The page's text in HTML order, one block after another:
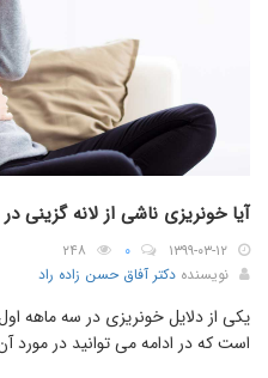
آیا خونریزی ناشی از لانه گزینی
۱۳۹۹-۰۳-۱۲ ۰
۲۴۸
نویسنده دکتر آفاق حسن زاده راد
یکی از دلایل خونریزی در سه ماهه
است که در ادامه می توانید در مورد